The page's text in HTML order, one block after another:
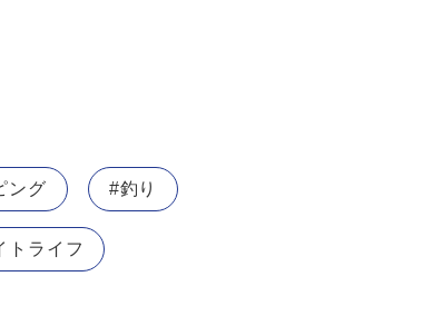
ング #釣り
トライフ